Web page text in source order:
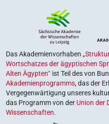
Das Akademienvorhaben
Wortschatzes der ägyptischen
Alten Ägypten‟ ist Teil des von
Akademienprogramms, das der
Vergegenwärtigung unseres
das Programm von der Union der
Wissenschaften.